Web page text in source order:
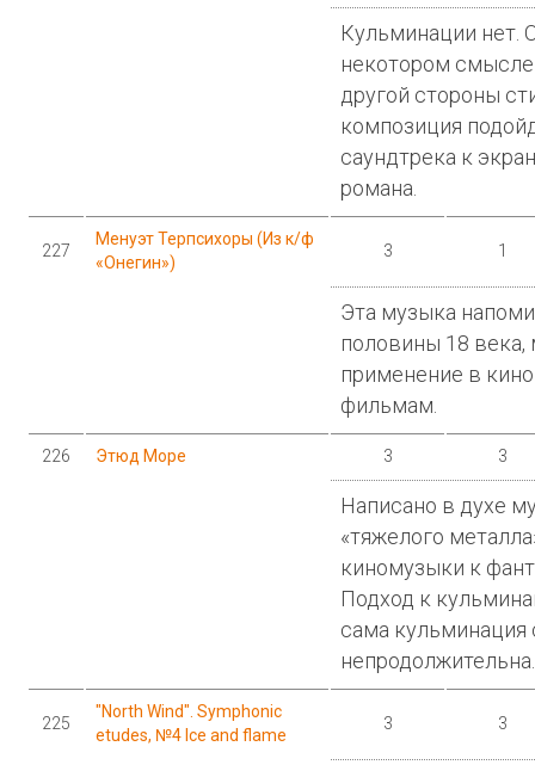
Кульминации нет.
некотором смысле
другой стороны
композиция
саундтрека к
романа.
227
Менуэт Терпсихоры (Из к/ф
«Онегин»)
3 1
Эта музыка
половины 18 века,
применение в
фильмам.
226 Этюд Море 3 3
Написано в духе
«тяжелого
киномузыки к
Подход к
сама
непродолжительна.
225
"North Wind". Symphonic
etudes, №4 Ice and flame
3 3